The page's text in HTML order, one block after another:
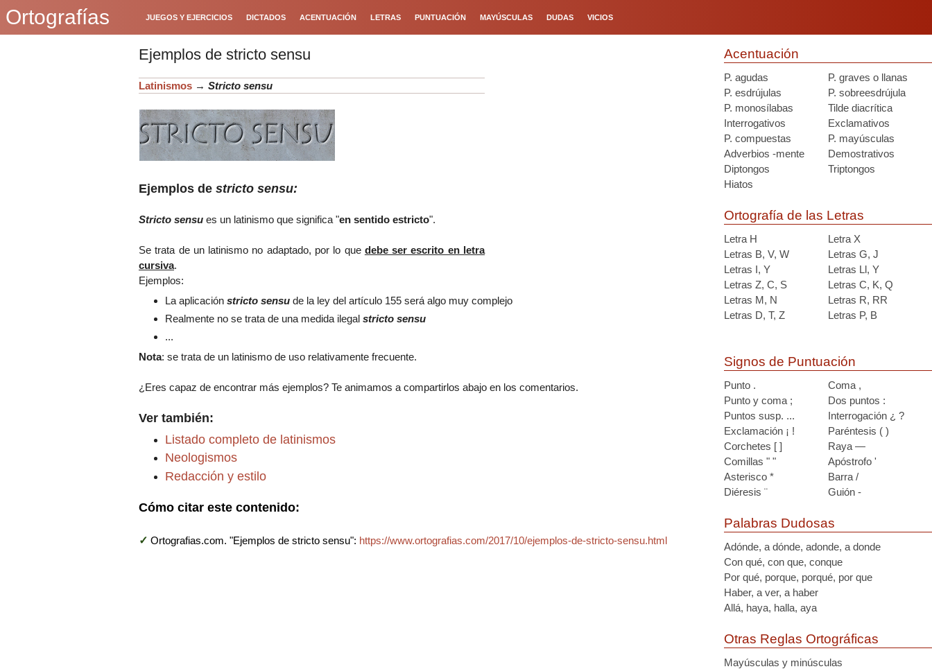
Ortografías JUEGOS Y EJERCICIOS DICTADOS ACENTUACIÓN LETRAS PUNTUACIÓN MAYÚSCULAS DUDAS VICIOS
Ejemplos de stricto sensu
Latinismos → Stricto sensu
Ejemplos de stricto sensu:
Stricto sensu es un latinismo que significa "en sentido estricto".
Se trata de un latinismo no adaptado, por lo que debe ser escrito en letra
cursiva.
Ejemplos:
La aplicación stricto sensude la ley del artículo 155 será algo muy complejo
Realmente no se trata de una medida ilegal stricto sensu
...
Nota: se trata de un latinismo de uso relativamente frecuente.
¿Eres capaz de encontrar más ejemplos? Te animamos a compartirlos abajo en los comentarios.
Ver también:
Listado completo de latinismos
Neologismos
Redacción y estilo
Cómo citar este contenido:
✓ Ortografias.com. "Ejemplos de stricto sensu": https://www.ortografias.com/2017/10/ejemplos-de-stricto-sensu.html
Acentuación
P. agudas
P. graves o llanas
P. esdrújulas
P. sobreesdrújula
P. monosílabas
Tilde diacrítica
Interrogativos
Exclamativos
P. compuestas
P. mayúsculas
Adverbios -mente
Demostrativos
Diptongos
Triptongos
Hiatos
Ortografía de las Letras
Letra H
Letra X
Letras B, V, W
Letras G, J
Letras I, Y
Letras Ll, Y
Letras Z, C, S
Letras C, K, Q
Letras M, N
Letras R, RR
Letras D, T, Z
Letras P, B
Signos de Puntuación
Punto .
Coma ,
Punto y coma ;
Dos puntos :
Puntos susp. ...
Interrogación ¿ ?
Exclamación ¡ !
Paréntesis ( )
Corchetes [ ]
Raya —
Comillas " "
Apóstrofo '
Asterisco *
Barra /
Diéresis ¨
Guión -
Palabras Dudosas
Adónde, a dónde, adonde, a donde
Con qué, con que, conque
Por qué, porque, porqué, por que
Haber, a ver, a haber
Allá, haya, halla, aya
Otras Reglas Ortográficas
Mayúsculas y minúsculas